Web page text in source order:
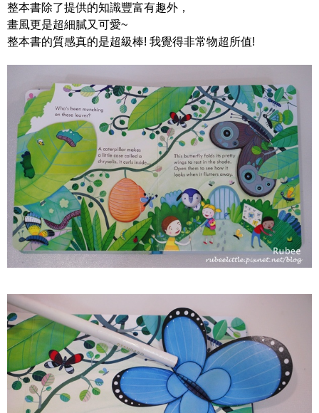
整本書除了提供的知識豐富有趣外，
畫風更是超細膩又可愛~
整本書的質感真的是超級棒! 我覺得非常物超所值!